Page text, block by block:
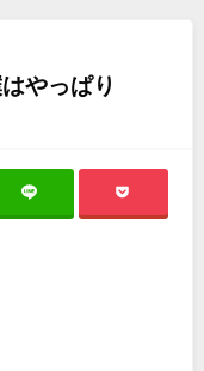
やっぱり